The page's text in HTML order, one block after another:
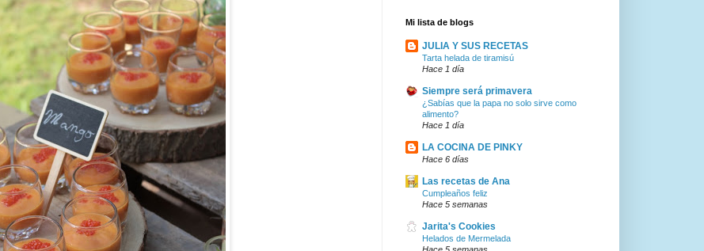
Mi lista de blogs
JULIA Y SUS RECETAS
Tarta helada de tiramisú
Hace 1 día
Siempre será primavera
¿Sabías que la papa no solo sirve como
alimento?
Hace 1 día
LA COCINA DE PINKY
Hace 6 días
Las recetas de Ana
Cumpleaños feliz
Hace 5 semanas
Jarita's Cookies
Helados de Mermelada